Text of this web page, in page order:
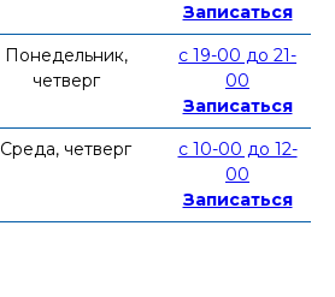
Записаться
Понедельник,
четверг
с 19-00 до 21-
00
Записаться
Среда, четверг
с 10-00 до 12-
00
Записаться